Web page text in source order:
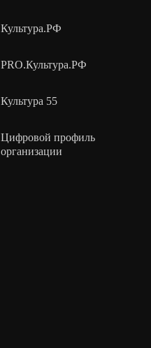
Культура.РФ
PRO.Культура.РФ
Культура 55
Цифровой профиль
организации